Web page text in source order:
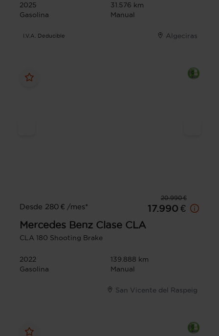
2025
31.576 km
Gasolina
Manual
I.V.A. Deducible Algeciras
20.990 €
Desde 280 € /mes*
17.990 €
Mercedes Benz Clase CLA
CLA 180 Shooting Brake
2022
139.888 km
Gasolina
Manual
San Vicente del Raspeig